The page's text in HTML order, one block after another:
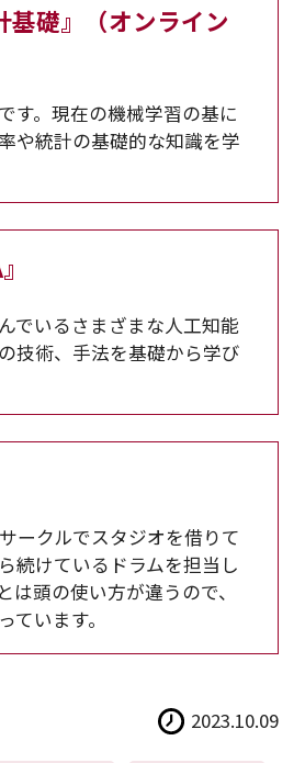
基礎』（オンライン
す。現在の機械学習の基に
や統計の基礎的な知識を学
でいるさまざまな人工知能
技術、手法を基礎から学び
ークルでスタジオを借りて
続けているドラムを担当し
は頭の使い方が違うので、
ています。
2023.10.09